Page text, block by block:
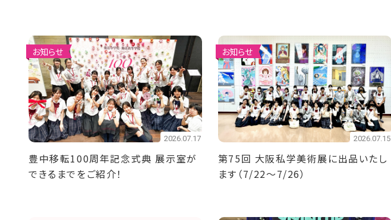
お知らせ
2026.07.17
豊中移転100周年記念式典 展示室が
できるまでをご紹介！
お知らせ
2026.07.15
第75回 大阪私学美術展に出品いたし
ます（7/22～7/26）